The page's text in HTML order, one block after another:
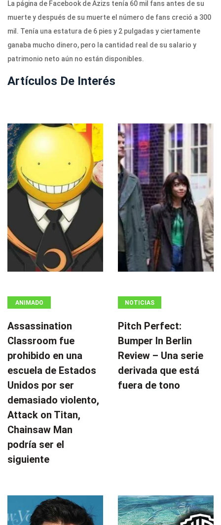
La página de Facebook de Azizs tenía 60 mil fans antes de su
muerte y después de su muerte el número de fans creció a 300
mil. Tenía una estatura de 6 pies y 2 pulgadas y ciertamente
ganaba mucho dinero, pero la cantidad real de su salario y
patrimonio neto aún no están disponibles.
Artículos De Interés
ANIMADO
Assassination
Classroom fue
prohibido en una
escuela de Estados
Unidos por ser
demasiado violento,
Attack on Titan,
Chainsaw Man
podría ser el
siguiente
NOTICIAS
Pitch Perfect:
Bumper In Berlin
Review – Una serie
derivada que está
fuera de tono